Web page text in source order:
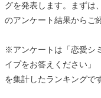
グを発表します。まずは
のアンケート結果からご
※アンケートは「恋愛シ
イプをお答えください」
を集計したランキングで